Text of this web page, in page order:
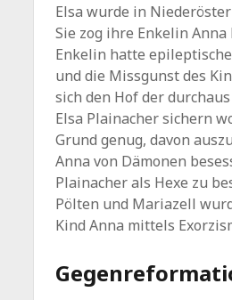
Elsa wurde in
Sie zog ihre Enkelin
Enkelin hatte
und die Missgunst des
sich den Hof der
Elsa Plainacher sichern
Grund genug, davon
Anna von Dämonen
Plainacher als Hexe zu
Pölten und Mariazell
Kind Anna mittels